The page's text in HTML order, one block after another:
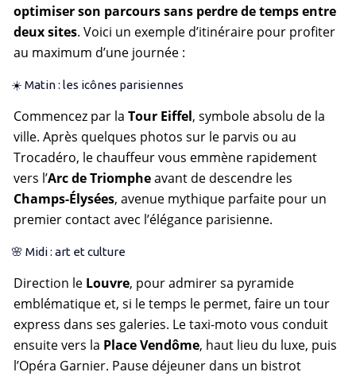
optimiser son parcours sans perdre de temps entre
deux sites. Voici un exemple d’itinéraire pour profiter
au maximum d’une journée :
☀️ Matin : les icônes parisiennes
Commencez par laTour Eiffel, symbole absolu de la
ville. Après quelques photos sur le parvis ou au
Trocadéro, le chauffeur vous emmène rapidement
vers l’Arc de Triompheavant de descendre les
Champs-Élysées, avenue mythique parfaite pour un
premier contact avec l’élégance parisienne.
🌸 Midi : art et culture
Direction le Louvre, pour admirer sa pyramide
emblématique et, si le temps le permet, faire un tour
express dans ses galeries. Le taxi-moto vous conduit
ensuite vers la Place Vendôme, haut lieu du luxe, puis
l’Opéra Garnier. Pause déjeuner dans un bistrot